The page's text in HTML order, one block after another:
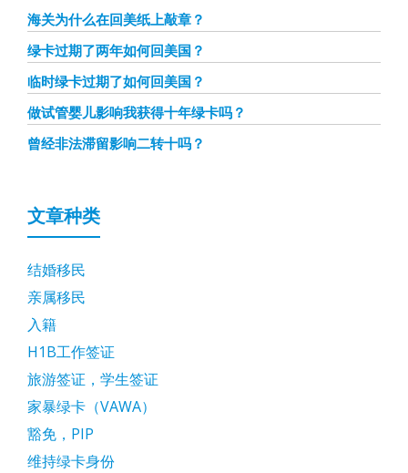
海关为什么在回美纸上敲章？
绿卡过期了两年如何回美国？
临时绿卡过期了如何回美国？
做试管婴儿影响我获得十年绿卡吗？
曾经非法滞留影响二转十吗？
文章种类
结婚移民
亲属移民
入籍
H1B工作签证
旅游签证，学生签证
家暴绿卡（VAWA）
豁免，PIP
维持绿卡身份